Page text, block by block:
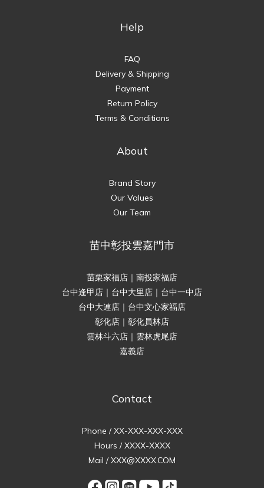
Help
FAQ
Delivery & Shipping
Payment
Return Policy
Terms & Conditions
About
Brand Story
Our Values
Our Team
苗中彰投雲嘉門市
苗栗家福店｜南投家福店
台中逢甲店｜台中大里店｜台中一中店
台中大連店｜台中文心家福店
彰化店｜彰化員林店
雲林斗六店｜雲林虎尾店
嘉義店
Contact
Phone / XX-XXX-XXX-XXX
Hours / XXXX-XXXX
Mail / XXX@XXXX.COM